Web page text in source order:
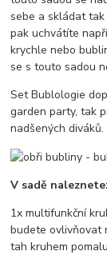
sebe a skládat
pak uchvátíte
krychle nebo
se s touto sadou
Set Bublologie
garden party, tak
nadšených diváků.
V sadě naleznete:
1x multifunkční
budete ovlivňovat
tah kruhem